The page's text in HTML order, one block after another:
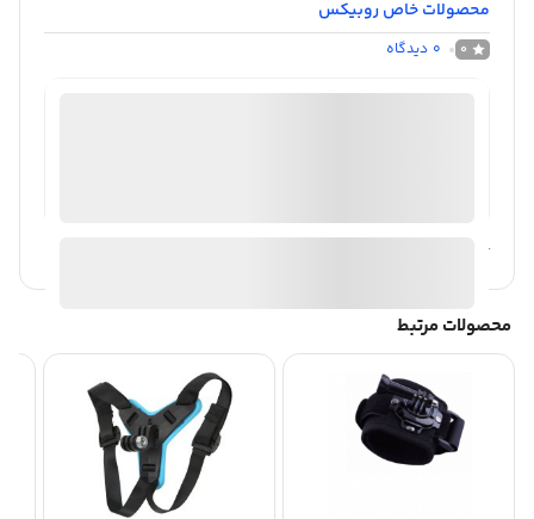
محصولات خاص روبیکس
0
0 دیدگاه
آیا قیمت مناسب تری سراغ دارید؟
محصولات مرتبط